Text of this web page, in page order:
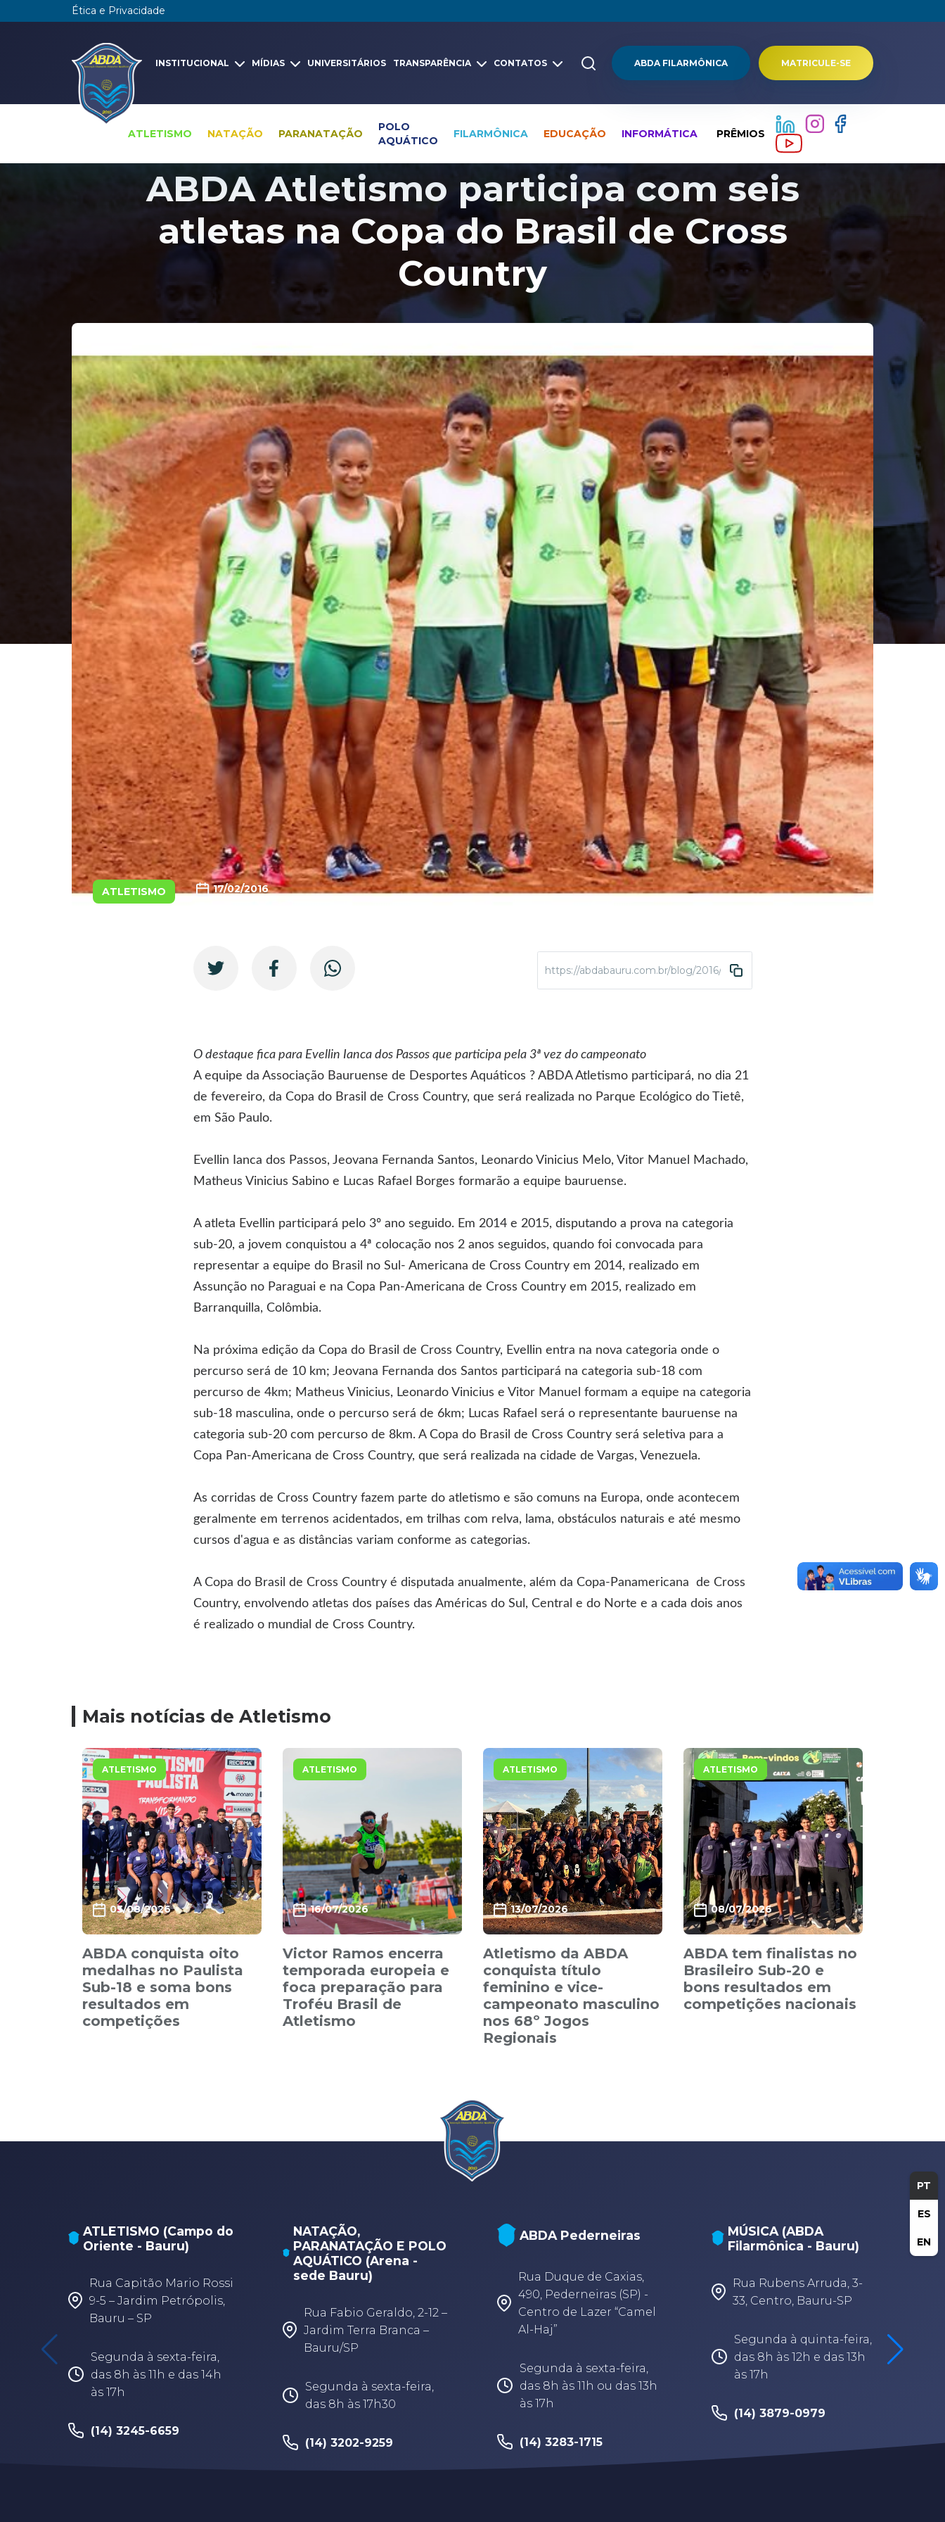
Ética e Privacidade
INSTITUCIONAL MÍDIAS UNIVERSITÁRIOS TRANSPARÊNCIA CONTATOS ABDA FILARMÔNICA MATRICULE-SE
ATLETISMO NATAÇÃO PARANATAÇÃO
POLO
AQUÁTICO
FILARMÔNICA EDUCAÇÃO INFORMÁTICA PRÊMIOS
PT
ES
EN
Pesquisa global Notícias Atletismo
ABDA Atletismo participa com seis
atletas na Copa do Brasil de Cross
Country
ATLETISMO 17/02/2016
https://abdabauru.com.br/blog/2016/02/17/abda-atletismo-participa-com-seis-
O destaque fica para Evellin Ianca dos Passos que participa pela 3ª vez do campeonato
A equipe da Associação Bauruense de Desportes Aquáticos ? ABDA Atletismo participará, no dia 21
de fevereiro, da Copa do Brasil de Cross Country, que será realizada no Parque Ecológico do Tietê,
em São Paulo.
Evellin Ianca dos Passos, Jeovana Fernanda Santos, Leonardo Vinicius Melo, Vitor Manuel Machado,
Matheus Vinicius Sabino e Lucas Rafael Borges formarão a equipe bauruense.
A atleta Evellin participará pelo 3º ano seguido. Em 2014 e 2015, disputando a prova na categoria
sub-20, a jovem conquistou a 4ª colocação nos 2 anos seguidos, quando foi convocada para
representar a equipe do Brasil no Sul- Americana de Cross Country em 2014, realizado em
Assunção no Paraguai e na Copa Pan-Americana de Cross Country em 2015, realizado em
Barranquilla, Colômbia.
Na próxima edição da Copa do Brasil de Cross Country, Evellin entra na nova categoria onde o
percurso será de 10 km; Jeovana Fernanda dos Santos participará na categoria sub-18 com
percurso de 4km; Matheus Vinicius, Leonardo Vinicius e Vitor Manuel formam a equipe na categoria
sub-18 masculina, onde o percurso será de 6km; Lucas Rafael será o representante bauruense na
categoria sub-20 com percurso de 8km. A Copa do Brasil de Cross Country será seletiva para a
Copa Pan-Americana de Cross Country, que será realizada na cidade de Vargas, Venezuela.
As corridas de Cross Country fazem parte do atletismo e são comuns na Europa, onde acontecem
geralmente em terrenos acidentados, em trilhas com relva, lama, obstáculos naturais e até mesmo
cursos d'agua e as distâncias variam conforme as categorias.
A Copa do Brasil de Cross Country é disputada anualmente, além da Copa-Panamericana de Cross
Country, envolvendo atletas dos países das Américas do Sul, Central e do Norte e a cada dois anos
é realizado o mundial de Cross Country.
Mais notícias de Atletismo
ATLETISMO
03/08/2026
ABDA conquista oito
medalhas no Paulista
Sub-18 e soma bons
resultados em
competições
ATLETISMO
16/07/2026
Victor Ramos encerra
temporada europeia e
foca preparação para
Troféu Brasil de
Atletismo
ATLETISMO
13/07/2026
Atletismo da ABDA
conquista título
feminino e vice-
campeonato masculino
nos 68º Jogos
Regionais
ATLETISMO
08/07/2026
ABDA tem finalistas no
Brasileiro Sub-20 e
bons resultados em
competições nacionais
ATLETISMO (Campo do
Oriente - Bauru)
Rua Capitão Mario Rossi
9-5 – Jardim Petrópolis,
Bauru – SP
Segunda à sexta-feira,
das 8h às 11h e das 14h
às 17h
(14) 3245-6659
NATAÇÃO,
PARANATAÇÃO E POLO
AQUÁTICO (Arena -
sede Bauru)
Rua Fabio Geraldo, 2-12 –
Jardim Terra Branca –
Bauru/SP
Segunda à sexta-feira,
das 8h às 17h30
(14) 3202-9259
ABDA Pederneiras
Rua Duque de Caxias,
490, Pederneiras (SP) -
Centro de Lazer “Camel
Al-Haj”
Segunda à sexta-feira,
das 8h às 11h ou das 13h
às 17h
(14) 3283-1715
MÚSICA (ABDA
Filarmônica - Bauru)
Rua Rubens Arruda, 3-
33, Centro, Bauru-SP
Segunda à quinta-feira,
das 8h às 12h e das 13h
às 17h
(14) 3879-0979